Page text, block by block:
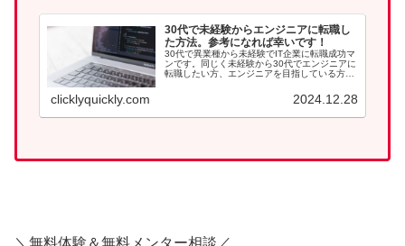
30代で未経験からエンジニアに転職し
た方法。参考になれば幸いです！
30代で異業種から未経験でIT企業に転職成功マ
ンです。同じく未経験から30代でエンジニアに
転職したい方、エンジニアを目指している方は
clicklyquickly.com 2024.12.28
＼無料体験＆無料メンター相談／